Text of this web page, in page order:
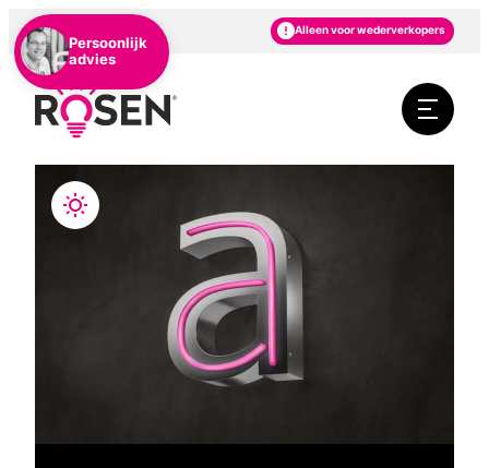
NL DE Alleen voor wederverkopers
Persoonlijk
advies